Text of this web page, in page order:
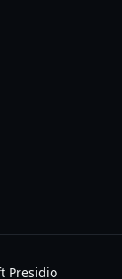
Presidio